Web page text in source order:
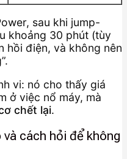
sau khi jump-
khoảng 30 phút (tùy
hồi điện, và không nên
vi: nó cho thấy giá
ở việc nổ máy, mà
chết lại.
cách hỏi để không